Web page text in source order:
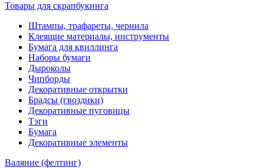
Товары для скрапбукинга
Штампы, трафареты, чернила
Клеящие материалы, инструменты
Бумага для квиллинга
Наборы бумаги
Дыроколы
Чипборды
Декоративные открытки
Брадсы (гвоздики)
Декоративные пуговицы
Тэги
Бумага
Декоративные элементы
Валяние (фелтинг)